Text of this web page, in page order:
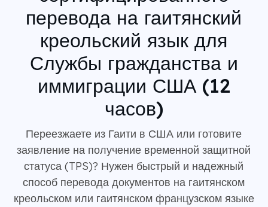
перевода на гаитянский
креольский язык для
Службы гражданства и
иммиграции США (12
часов)
Переезжаете из Гаити в США или готовите
заявление на получение временной защитной
статуса (TPS)? Нужен быстрый и надежный
способ перевода документов на гаитянском
креольском или гаитянском французском языке